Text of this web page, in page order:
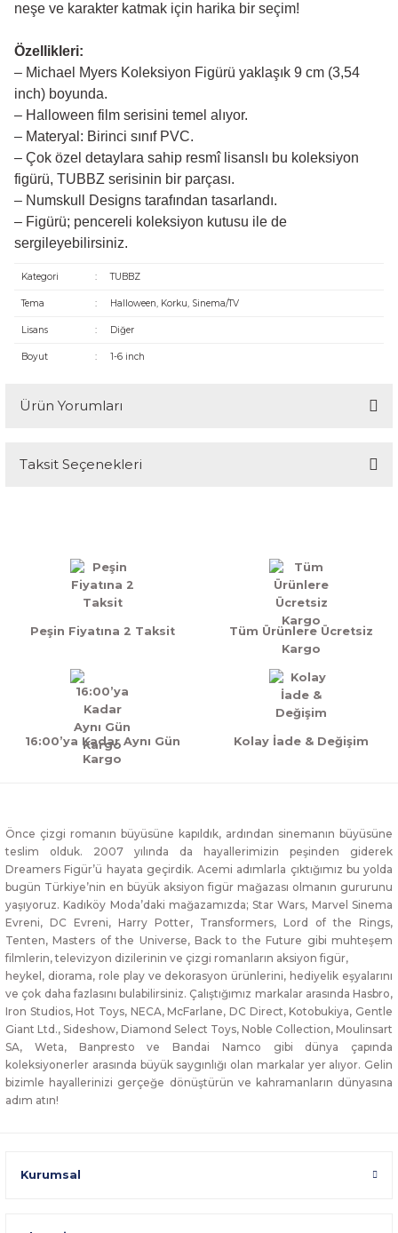
neşe ve karakter katmak için harika bir seçim!
Özellikleri:
– Michael Myers Koleksiyon Figürü yaklaşık 9 cm (3,54
inch) boyunda.
– Halloween film serisini temel alıyor.
– Materyal: Birinci sınıf PVC.
– Çok özel detaylara sahip resmî lisanslı bu koleksiyon
figürü, TUBBZ serisinin bir parçası.
– Numskull Designs tarafından tasarlandı.
– Figürü; pencereli koleksiyon kutusu ile de
sergileyebilirsiniz.
Kategori : TUBBZ
Tema : Halloween, Korku, Sinema/TV
Lisans : Diğer
Boyut : 1-6 inch
Ürün Yorumları
Bu ürüne ilk yorumu siz yapın!
Taksit Seçenekleri
Peşin Fiyatına 2 Taksit
Tüm Ürünlere Ücretsiz
Kargo
16:00’ya Kadar Aynı Gün
Kargo
Kolay İade & Değişim
Önce çizgi romanın büyüsüne kapıldık, ardından sinemanın büyüsüne
teslim olduk. 2007 yılında da hayallerimizin peşinden giderek
Dreamers Figür’ü hayata geçirdik. Acemi adımlarla çıktığımız bu yolda
bugün Türkiye’nin en büyük aksiyon figür mağazası olmanın gururunu
yaşıyoruz. Kadıköy Moda’daki mağazamızda; Star Wars, Marvel Sinema
Evreni, DC Evreni, Harry Potter, Transformers, Lord of the Rings,
Tenten, Masters of the Universe, Back to the Future gibi muhteşem
filmlerin, televizyon dizilerinin ve çizgi romanların aksiyon figür,
heykel, diorama, role play ve dekorasyon ürünlerini, hediyelik eşyalarını
ve çok daha fazlasını bulabilirsiniz. Çalıştığımız markalar arasında Hasbro,
Iron Studios, Hot Toys, NECA, McFarlane, DC Direct, Kotobukiya, Gentle
Giant Ltd., Sideshow, Diamond Select Toys, Noble Collection, Moulinsart
SA, Weta, Banpresto ve Bandai Namco gibi dünya çapında
koleksiyonerler arasında büyük saygınlığı olan markalar yer alıyor. Gelin
bizimle hayallerinizi gerçeğe dönüştürün ve kahramanların dünyasına
adım atın!
Kurumsal